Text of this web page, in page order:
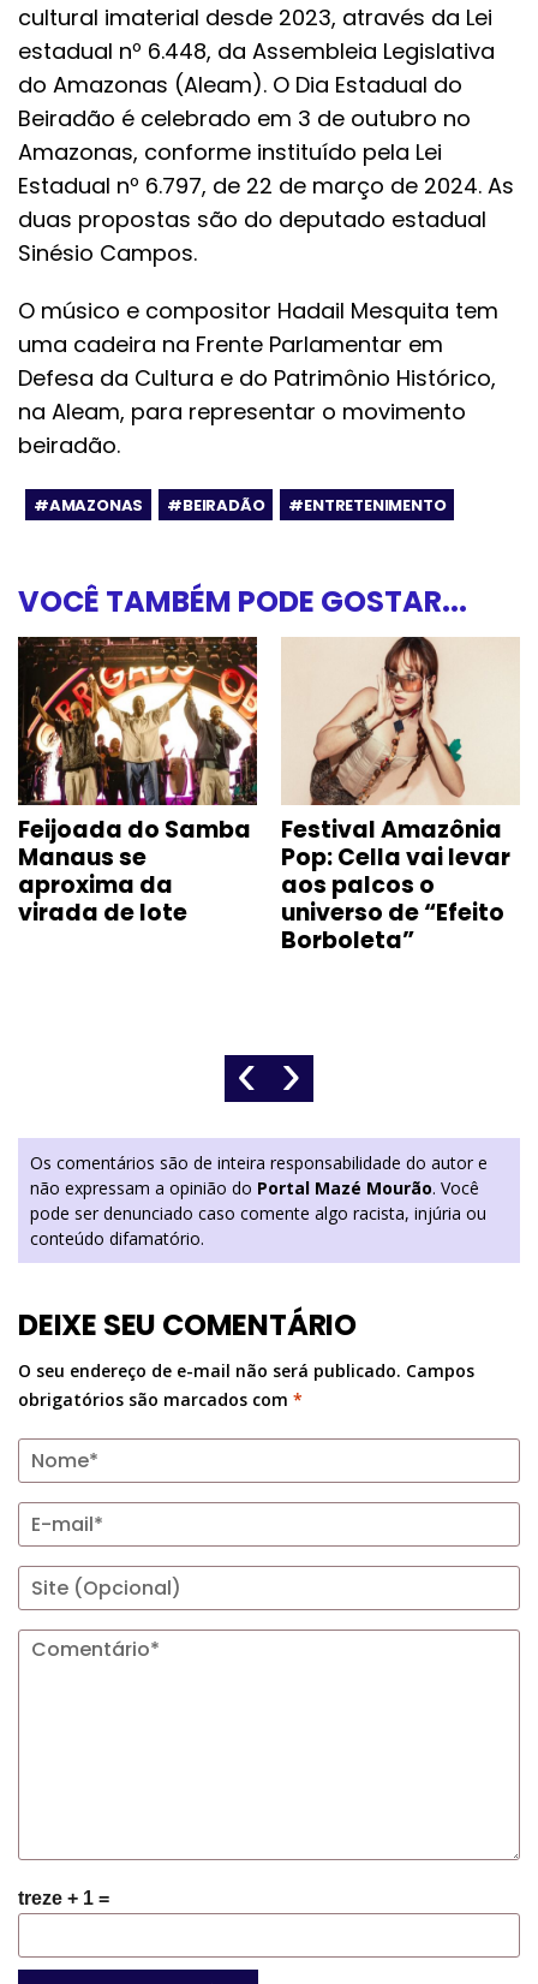
cultural imaterial desde 2023, através da Lei
estadual nº 6.448, da Assembleia Legislativa
do Amazonas (Aleam). O Dia Estadual do
Beiradão é celebrado em 3 de outubro no
Amazonas, conforme instituído pela Lei
Estadual nº 6.797, de 22 de março de 2024. As
duas propostas são do deputado estadual
Sinésio Campos.
O músico e compositor Hadail Mesquita tem
uma cadeira na Frente Parlamentar em
Defesa da Cultura e do Patrimônio Histórico,
na Aleam, para representar o movimento
beiradão.
#AMAZONAS #BEIRADÃO #ENTRETENIMENTO
VOCÊ TAMBÉM PODE GOSTAR...
Feijoada do Samba
Manaus se
aproxima da
virada de lote
Festival Amazônia
Pop: Cella vai levar
aos palcos o
universo de “Efeito
Borboleta”
‹ ›
Os comentários são de inteira responsabilidade do autor e
não expressam a opinião do Portal Mazé Mourão. Você
pode ser denunciado caso comente algo racista, injúria ou
conteúdo difamatório.
DEIXE SEU COMENTÁRIO
O seu endereço de e-mail não será publicado. Campos
obrigatórios são marcados com *
treze + 1 =